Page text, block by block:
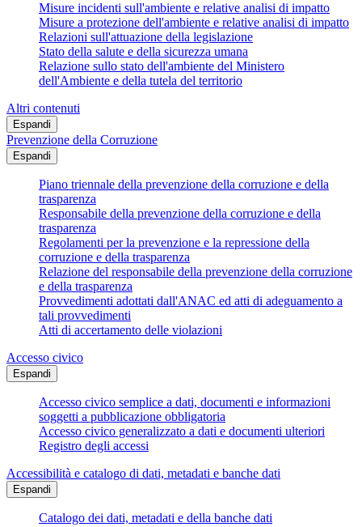
Misure incidenti sull'ambiente e relative analisi di impatto
Misure a protezione dell'ambiente e relative analisi di impatto
Relazioni sull'attuazione della legislazione
Stato della salute e della sicurezza umana
Relazione sullo stato dell'ambiente del Ministero
dell'Ambiente e della tutela del territorio
Altri contenuti
Espandi
Prevenzione della Corruzione
Espandi
Piano triennale della prevenzione della corruzione e della
trasparenza
Responsabile della prevenzione della corruzione e della
trasparenza
Regolamenti per la prevenzione e la repressione della
corruzione e della trasparenza
Relazione del responsabile della prevenzione della corruzione
e della trasparenza
Provvedimenti adottati dall'ANAC ed atti di adeguamento a
tali provvedimenti
Atti di accertamento delle violazioni
Accesso civico
Espandi
Accesso civico semplice a dati, documenti e informazioni
soggetti a pubblicazione obbligatoria
Accesso civico generalizzato a dati e documenti ulteriori
Registro degli accessi
Accessibilità e catalogo di dati, metadati e banche dati
Espandi
Catalogo dei dati, metadati e della banche dati